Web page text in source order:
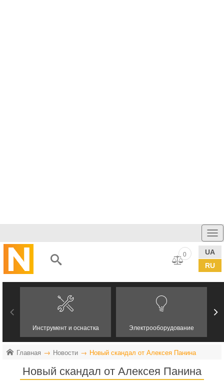
UA
RU
0
Инструмент и оснастка Электрооборудование
Главная Новости Новый скандал от Алексея Панина
Новый скандал от Алексея Панина